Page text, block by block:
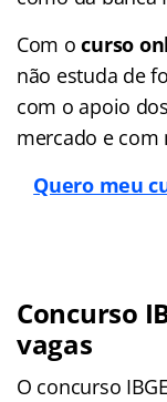
Com ocurso
não estuda de
com o apoio
mercado e com
Quero meu
Concurso
vagas
O concurso